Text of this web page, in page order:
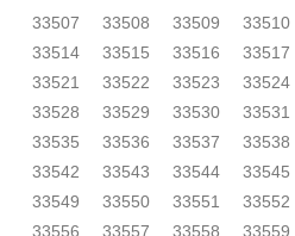
33507
33508 33509 33510
33514
33515 33516 33517
33521
33522 33523 33524
33528
33529 33530 33531
33535
33536 33537 33538
33542
33543 33544 33545
33549
33550 33551 33552
33556
33557 33558 33559